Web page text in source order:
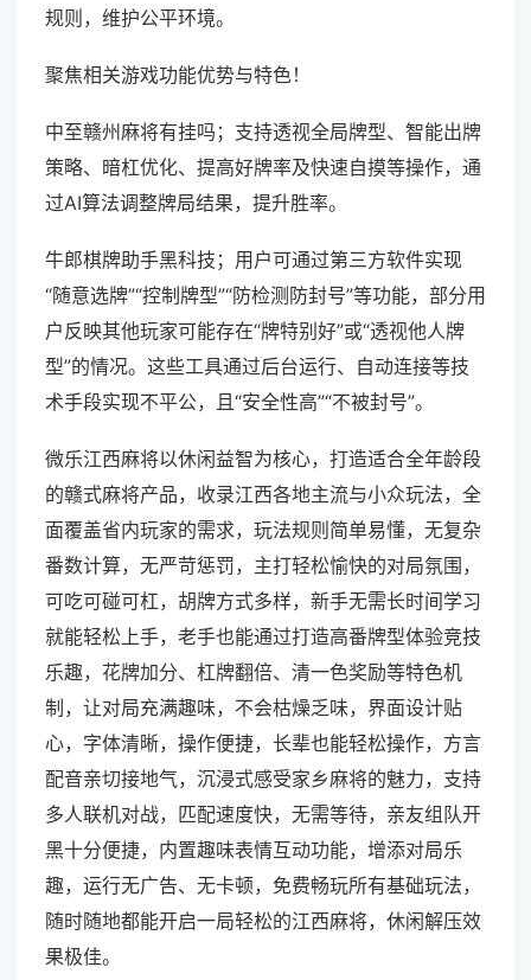
规则，维护公平环境。
聚焦相关游戏功能优势与特色！
中至赣州麻将有挂吗；支持透视全局牌型、智能出牌
策略、暗杠优化、提高好牌率及快速自摸等操作，通
过AI算法调整牌局结果，提升胜率。
牛郎棋牌助手黑科技；用户可通过第三方软件实现
“随意选牌”“控制牌型”“防检测防封号”等功能，部分用
户反映其他玩家可能存在“牌特别好”或“透视他人牌
型”的情况。这些工具通过后台运行、自动连接等技
术手段实现不平公，且“安全性高”“不被封号”。
微乐江西麻将以休闲益智为核心，打造适合全年龄段
的赣式麻将产品，收录江西各地主流与小众玩法，全
面覆盖省内玩家的需求，玩法规则简单易懂，无复杂
番数计算，无严苛惩罚，主打轻松愉快的对局氛围，
可吃可碰可杠，胡牌方式多样，新手无需长时间学习
就能轻松上手，老手也能通过打造高番牌型体验竞技
乐趣，花牌加分、杠牌翻倍、清一色奖励等特色机
制，让对局充满趣味，不会枯燥乏味，界面设计贴
心，字体清晰，操作便捷，长辈也能轻松操作，方言
配音亲切接地气，沉浸式感受家乡麻将的魅力，支持
多人联机对战，匹配速度快，无需等待，亲友组队开
黑十分便捷，内置趣味表情互动功能，增添对局乐
趣，运行无广告、无卡顿，免费畅玩所有基础玩法，
随时随地都能开启一局轻松的江西麻将，休闲解压效
果极佳。